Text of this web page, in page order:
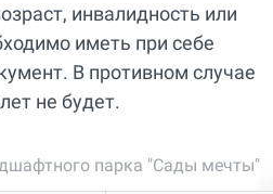
инвалидность или
иметь при себе
В противном случае
не будет.
парка "Сады мечты"